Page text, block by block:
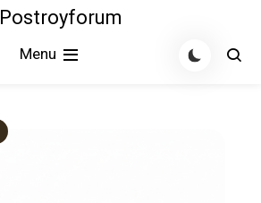
Postroyforum
Menu